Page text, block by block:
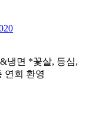
냉면 *꽃살, 등심,
연회 환영